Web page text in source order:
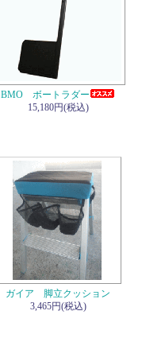
BMO ボートラダー
15,180円(税込)
ガイア 脚立クッション
3,465円(税込)